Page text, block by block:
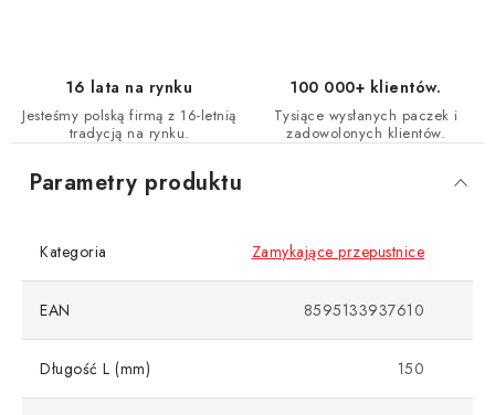
16 lata na rynku
Jesteśmy polską firmą z 16-letnią
tradycją na rynku.
100 000+ klientów.
Tysiące wysłanych paczek i
zadowolonych klientów.
Parametry produktu
Kategoria Zamykające przepustnice
EAN 8595133937610
Długość L (mm) 150